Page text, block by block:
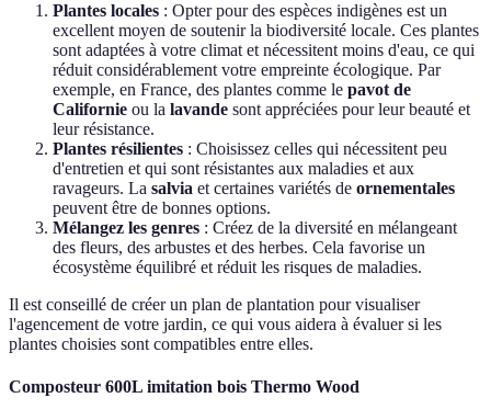
Plantes locales : Opter pour des espèces indigènes est un
excellent moyen de soutenir la biodiversité locale. Ces plantes
sont adaptées à votre climat et nécessitent moins d'eau, ce qui
réduit considérablement votre empreinte écologique. Par
exemple, en France, des plantes comme le pavot de
Californie ou la lavande sont appréciées pour leur beauté et
leur résistance.
Plantes résilientes : Choisissez celles qui nécessitent peu
d'entretien et qui sont résistantes aux maladies et aux
ravageurs. La salvia et certaines variétés de ornementales
peuvent être de bonnes options.
Mélangez les genres : Créez de la diversité en mélangeant
des fleurs, des arbustes et des herbes. Cela favorise un
écosystème équilibré et réduit les risques de maladies.
Il est conseillé de créer un plan de plantation pour visualiser
l'agencement de votre jardin, ce qui vous aidera à évaluer si les
plantes choisies sont compatibles entre elles.
Composteur 600L imitation bois Thermo Wood